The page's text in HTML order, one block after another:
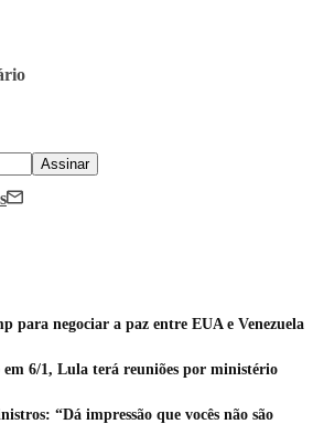
Assinar
para negociar a paz entre EUA e Venezuela
em 6/1, Lula terá reuniões por ministério
“Dá impressão que vocês não são